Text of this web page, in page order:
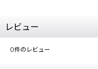
レビュー
0件のレビュー